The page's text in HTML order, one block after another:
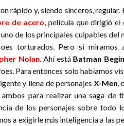
rápido y, siendo sinceros,
de acero, película que dirigió el
uno de los principales culpables
torturados. Pero si
Nolan. Ahí está Batman
Para entonces solo habíamos
y llena de personajes X-Men,
para realizar una saga de
de los personajes sobre todo
a exigirle más inteligencia a las